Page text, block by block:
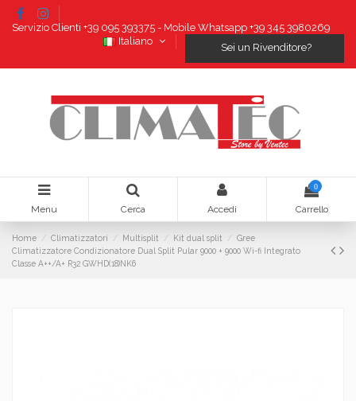
Servizio Clienti +39 095 393375 - Mobile Whatsapp +39 345 3980269
Italiano
Sei un Rivenditore?
Menu Cerca Accedi
0
Carrello
Home Climatizzatori Multisplit Kit dual split
Gree
Climatizzatore Condizionatore Dual Split Pular 9000 + 9000 Wi-fi Integrato
Classe A++/A+ R32 GWHD(18)NK6